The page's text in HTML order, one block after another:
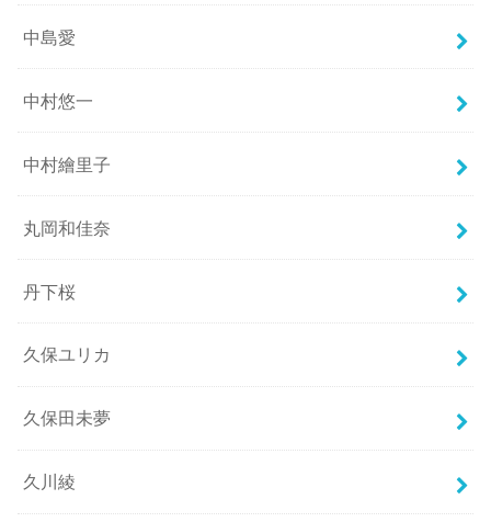
中島愛
中村悠一
中村繪里子
丸岡和佳奈
丹下桜
久保ユリカ
久保田未夢
久川綾